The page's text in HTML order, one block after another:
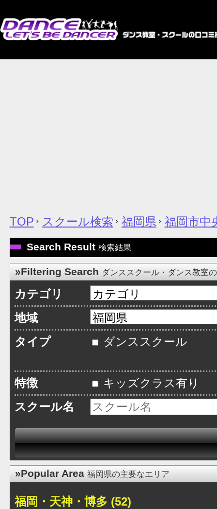
TOP スクール検索 福岡県 福岡市中
Search Result 検索結果
»Filtering Search ダンススクール・ダンス教室
カテゴリ
地域
タイプ
ダンススクール
特徴
キッズクラス有り
スクール名
»Popular Area福岡県の主要なエリア
福岡・天神・博多 (52)